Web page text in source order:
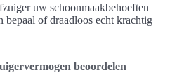
uw schoonmaakbehoeften
bepaal of draadloos echt krachtig
beoordelen